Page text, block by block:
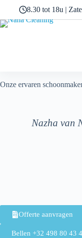
8.30 tot 18u |
Onze ervaren
Nazha van
Offerte aanvragen
Bellen +32 498 80 43